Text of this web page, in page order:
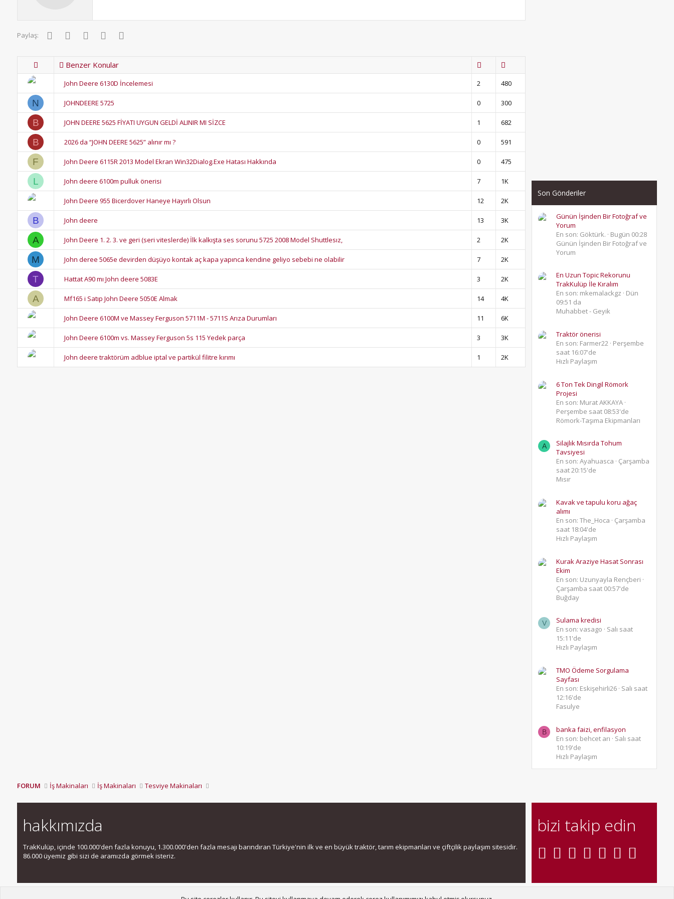
Paylaş: Facebook
Twitter PinterestWhatsApp
Benzer Konular
John Deere 6130D İncelemesi 2 480
N JOHNDEERE 5725 0 300
B JOHN DEERE 5625 FİYATI UYGUN GELDİ ALINIR MI SİZCE 1 682
B 2026 da “JOHN DEERE 5625” alınır mı ? 0 591
F John Deere 6115R 2013 Model Ekran Win32Dialog.Exe Hatası Hakkında 0 475
L John deere 6100m pulluk önerisi 7 1K
John Deere 955 Bicerdover Haneye Hayırlı Olsun 12 2K
B John deere 13 3K
A John Deere 1. 2. 3. ve geri (seri viteslerde) İlk kalkışta ses sorunu 5725 2008 Model Shuttlesız, 2 2K
M John deree 5065e devirden düşüyo kontak aç kapa yapınca kendine geliyo sebebi ne olabilir 7 2K
T Hattat A90 mı John deere 5083E 3 2K
A Mf165 i Satıp John Deere 5050E Almak 14 4K
John Deere 6100M ve Massey Ferguson 5711M - 5711S Arıza Durumları 11 6K
John Deere 6100m vs. Massey Ferguson 5s 115 Yedek parça 3 3K
John deere traktörüm adblue iptal ve partikül filitre kırımı 1 2K
Son Gönderiler
Günün İşinden Bir Fotoğraf ve
Yorum
En son: Göktürk.
Bugün 00:28
Günün İşinden Bir Fotoğraf ve
Yorum
En Uzun Topic Rekorunu
TrakKulüp İle Kıralım
En son: mkemalackgz
Dün
09:51 da
Muhabbet - Geyik
Traktör önerisi
En son: Farmer22 Perşembe
saat 16:07'de
Hızlı Paylaşım
6 Ton Tek Dingil Römork
Projesi
En son: Murat AKKAYA
Perşembe saat 08:53'de
Römork-Taşıma Ekipmanları
A
Silajlık Mısırda Tohum
Tavsiyesi
En son: Ayahuasca
Çarşamba
saat 20:15'de
Mısır
Kavak ve tapulu koru ağaç
alımı
En son: The_Hoca
Çarşamba
saat 18:04'de
Hızlı Paylaşım
Kurak Araziye Hasat Sonrası
Ekim
En son: Uzunyayla Rençberi
Çarşamba saat 00:57'de
Buğday
V
Sulama kredisi
En son: vasago
Salı saat
15:11'de
Hızlı Paylaşım
TMO Ödeme Sorgulama
Sayfası
En son: Eskişehirli26 Salı saat
12:16'de
Fasulye
B
banka faizi, enfilasyon
En son: behcet arı
Salı saat
10:19'de
Hızlı Paylaşım
FORUM İş Makinaları İş Makinaları Tesviye Makinaları
hakkımızda
TrakKulüp, içinde 100.000'den fazla konuyu, 1.300.000'den fazla mesajı barındıran Türkiye'nin ilk ve en büyük traktör, tarım ekipmanları ve çiftçilik paylaşım sitesidir.
86.000 üyemiz gibi sizi de aramızda görmek isteriz.
bizi takip edin
Bize ulaşın Şartlar ve kurallar